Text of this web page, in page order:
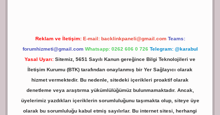
Reklam ve İletişim: E-mail: backlinkpaneli@gmail.com Teams:
forumhizmeti@gmail.com Whatsapp: 0262 606 0 726 Telegram: @karabul
Yasal Uyarı: Sitemiz, 5651 Sayılı Kanun gereğince Bilgi Teknolojileri ve
İletişim Kurumu (BTK) tarafından onaylanmış bir Yer Sağlayıcı olarak
hizmet vermektedir. Bu nedenle, sitedeki içerikleri proaktif olarak
denetleme veya araştırma yükümlülüğümüz bulunmamaktadır. Ancak,
üyelerimiz yazdıkları içeriklerin sorumluluğunu taşımakta olup, siteye üye
olarak bu sorumluluğu kabul etmiş sayılırlar. Bu internet sitesi, herhangi